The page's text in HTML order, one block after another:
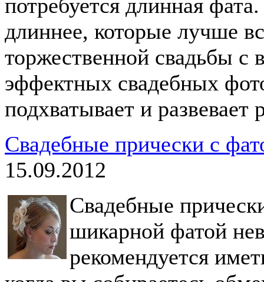
потребуется длинная
длиннее, которые лучше
торжественной свадьбы с
эффектных свадебных
подхватывает и
Свадебные прически с
15.09.2012
Свадебные
шикарной фатой
рекомендуется